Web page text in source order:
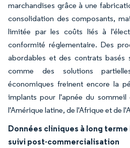
marchandises grâce à une
consolidation des composants,
limitée par les coûts liés à
conformité réglementaire. Des
abordables et des contrats basés
comme des solutions
économiques freinent encore la
implants pour l'apnée du sommeil
l'Amérique latine, de l'Afrique et de
Données cliniques à long
suivi post-commercialisation